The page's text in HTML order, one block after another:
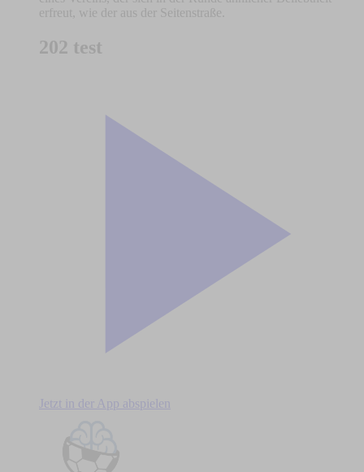
erfreut, wie der aus der Seitenstraße.
202 test
Jetzt in der App abspielen